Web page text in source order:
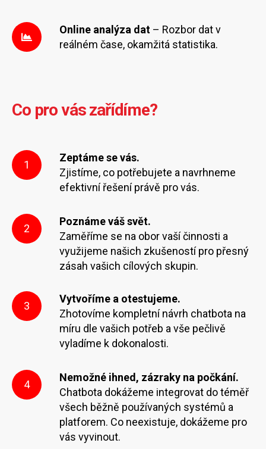
Online analýza dat – Rozbor dat v
reálném čase, okamžitá statistika.
Co pro vás zařídíme?
1
Zeptáme se vás.
Zjistíme, co potřebujete a navrhneme
efektivní řešení právě pro vás.
2
Poznáme váš svět.
Zaměříme se na obor vaší činnosti a
využijeme našich zkušeností pro přesný
zásah vašich cílových skupin.
3
Vytvoříme a otestujeme.
Zhotovíme kompletní návrh chatbota na
míru dle vašich potřeb a vše pečlivě
vyladíme k dokonalosti.
4
Nemožné ihned, zázraky na počkání.
Chatbota dokážeme integrovat do téměř
všech běžně používaných systémů a
platforem. Co neexistuje, dokážeme pro
vás vyvinout.